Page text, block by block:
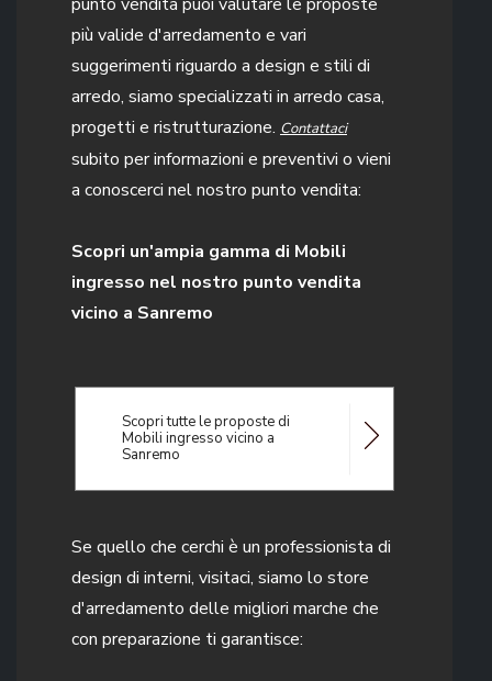
più valide d'arredamento e vari
suggerimenti riguardo a design e stili di
arredo, siamo specializzati in arredo casa,
progetti e ristrutturazione. Contattaci
subito per informazioni e preventivi o vieni
a conoscerci nel nostro punto vendita:
Scopri un'ampia gamma di Mobili
ingresso nel nostro punto vendita
vicino a Sanremo
Scopri tutte le proposte di
Mobili ingresso vicino a
Sanremo
Se quello che cerchi è un professionista di
design di interni, visitaci, siamo lo store
d'arredamento delle migliori marche che
con preparazione ti garantisce: